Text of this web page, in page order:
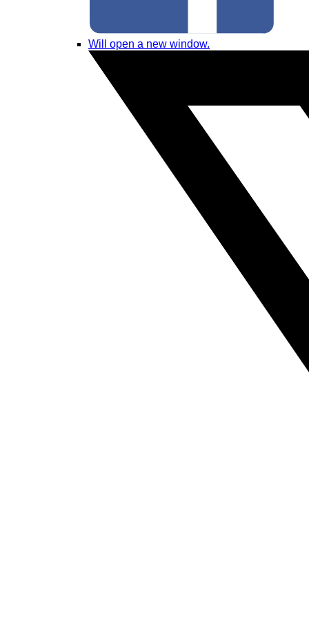
Will open a new window.